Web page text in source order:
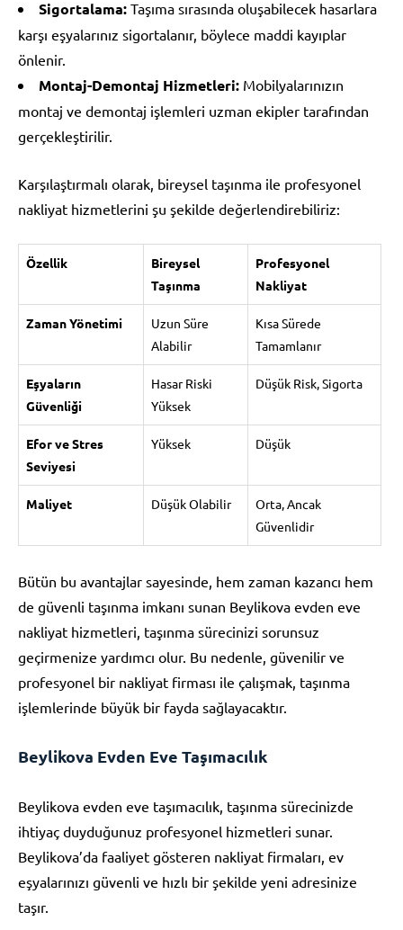
Sigortalama: Taşıma sırasında oluşabilecek hasarlara
karşı eşyalarınız sigortalanır, böylece maddi kayıplar
önlenir.
Montaj-Demontaj Hizmetleri: Mobilyalarınızın
montaj ve demontaj işlemleri uzman ekipler tarafından
gerçekleştirilir.
Karşılaştırmalı olarak, bireysel taşınma ile profesyonel
nakliyat hizmetlerini şu şekilde değerlendirebiliriz:
Özellik
Bireysel
Taşınma
Profesyonel
Nakliyat
Zaman Yönetimi
Uzun Süre
Alabilir
Kısa Sürede
Tamamlanır
Eşyaların
Güvenliği
Hasar Riski
Yüksek
Düşük Risk, Sigorta
Efor ve Stres
Seviyesi
Yüksek Düşük
Maliyet Düşük Olabilir
Orta, Ancak
Güvenlidir
Bütün bu avantajlar sayesinde, hem zaman kazancı hem
de güvenli taşınma imkanı sunan Beylikova evden eve
nakliyat hizmetleri, taşınma sürecinizi sorunsuz
geçirmenize yardımcı olur. Bu nedenle, güvenilir ve
profesyonel bir nakliyat firması ile çalışmak, taşınma
işlemlerinde büyük bir fayda sağlayacaktır.
Beylikova Evden Eve Taşımacılık
Beylikova evden eve taşımacılık, taşınma sürecinizde
ihtiyaç duyduğunuz profesyonel hizmetleri sunar.
Beylikova’da faaliyet gösteren nakliyat firmaları, ev
eşyalarınızı güvenli ve hızlı bir şekilde yeni adresinize
taşır.